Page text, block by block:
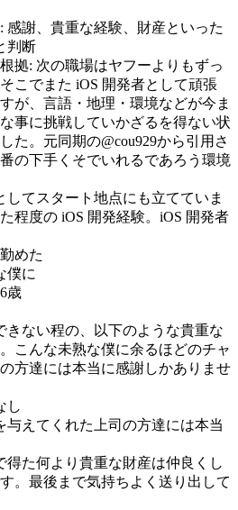
感謝、貴重な経験、財産といった
判断
拠: 次の職場はヤフーよりもずっ
こでまた iOS 開発者として頑張
が、言語・地理・環境などが今ま
事に挑戦していかざるを得ない状
た。元同期の@cou929から引用さ
の下手くそでいれるであろう環境
してスタート地点にも立てていま
程度の iOS 開発経験。iOS 開発者
めた
僕に
歳
きない程の、以下のような貴重な
こんな未熟な僕に余るほどのチャ
方達には本当に感謝しかありませ
し
与えてくれた上司の方達には本当
得た何より貴重な財産は仲良くし
。最後まで気持ちよく送り出して